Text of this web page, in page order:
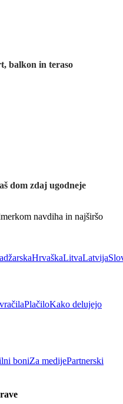
balkon in teraso
dom zdaj ugodneje
navdiha in najširšo
HrvaškaLitvaLatvija
PlačiloKako delujejo
boniZa medijePartnerski